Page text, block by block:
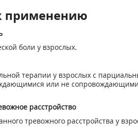
применению
боли у взрослых.
терапии у взрослых с
или не
расстройство
тревожного расстройства у